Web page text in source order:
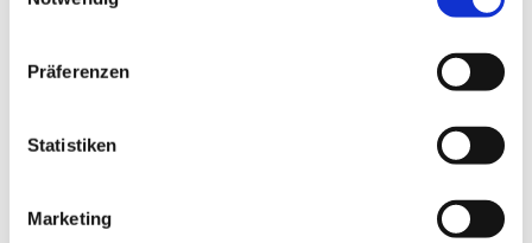
Präferenzen
Statistiken
Marketing